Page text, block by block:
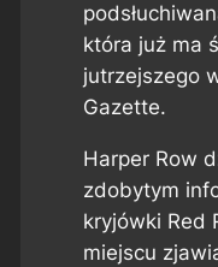
która już ma
jutrzejszego
Gazette.
Harper Row
zdobytym
kryjówki Red
miejscu